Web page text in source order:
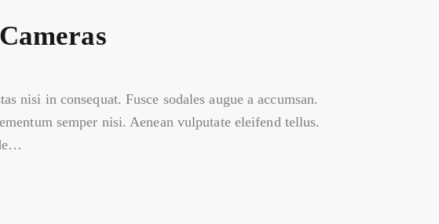
nisi in consequat. Fusce sodales augue a accumsan.
semper nisi. Aenean vulputate eleifend tellus.